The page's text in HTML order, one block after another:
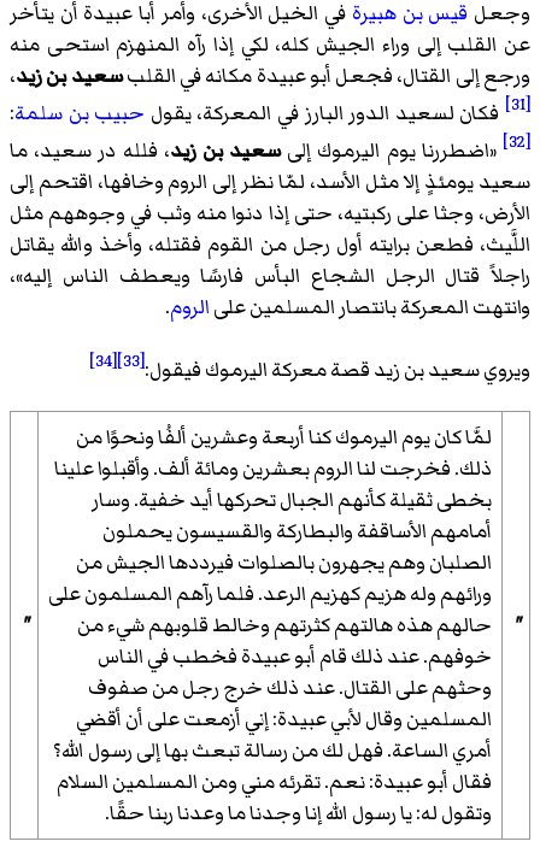
وجعل قيس بن هبيرة في الخيل الأخرى، وأمر أبا عبيدة أن يتأخر
عن القلب إلى وراء الجيش كله، لكي إذا رآه المنهزم استحى منه
ورجع إلى القتال، فجعل أبو عبيدة مكانه في القلبسعيد بن زيد،
[31] فكان لسعيد الدور البارز في المعركة، يقول حبيب بن سلمة:
[32]
«اضطررنا يوم اليرموك إلىسعيد بن زيد، فلله در سعيد، ما
سعيد يومئذٍ إلا مثل الأسد، لمّا نظر إلى الروم وخافها، اقتحم إلى
الأرض، وجثا على ركبتيه، حتى إذا دنوا منه وثب في وجوههم مثل
اللَّيث، فطعن برايته أول رجل من القوم فقتله، وأخذ والله يقاتل
راجلاً قتال الرجل الشجاع البأس فارسًا ويعطف الناس إليه»،
وانتهت المعركة بانتصار المسلمين علىالروم.
ويروي سعيد بن زيد قصة معركة اليرموك فيقول:[33]
[34]
"
لمَّا كان يوم اليرموك كنا أربعة وعشرين ألفُا ونحوًا من
ذلك. فخرجت لنا الروم بعشرين ومائة ألف. وأقبلوا علينا
بخطى ثقيلة كأنهم الجبال تحركها أيد خفية. وسار
أمامهم الأساقفة والبطاركة والقسيسون يحملون
الصلبان وهم يجهرون بالصلوات فيرددها الجيش من
ورائهم وله هزيم كهزيم الرعد. فلما رآهم المسلمون على
حالهم هذه هالتهم كثرتهم وخالط قلوبهم شيء من
خوفهم. عند ذلك قام أبو عبيدة فخطب في الناس
وحثهم على القتال. عند ذلك خرج رجل من صفوف
المسلمين وقال لأبي عبيدة: إني أزمعت على أن أقضي
أمري الساعة. فهل لك من رسالة تبعث بها إلى رسول الله؟
فقال أبو عبيدة: نعم. تقرئه مني ومن المسلمين السلام
وتقول له: يا رسول الله إنا وجدنا ما وعدنا ربنا حقًا.
"